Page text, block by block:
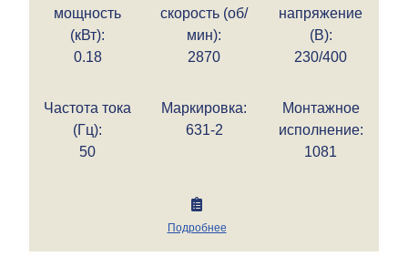
мощность
(кВт):
0.18
скорость (об/
мин):
2870
напряжение
(В):
230/400
Частота тока
(Гц):
50
Маркировка:
631-2
Монтажное
исполнение:
1081
Подробнее